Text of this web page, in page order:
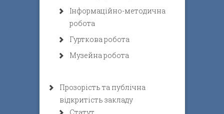
Інформаційно-методична
робота
Гурткова робота
Музейна робота
Прозорість та публічна
відкритість закладу